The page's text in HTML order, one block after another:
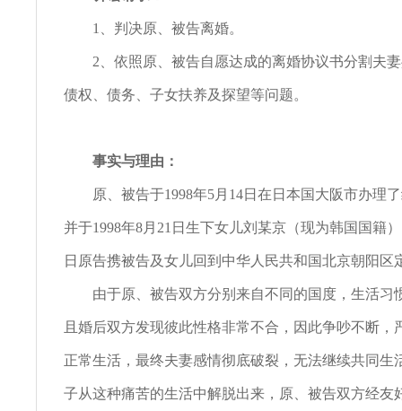
1、判决原、被告离婚。
2、依照原、被告自愿达成的离婚协议书分割夫妻
债权、债务、子女扶养及探望等问题。
事实与理由：
原、被告于1998年5月14日在日本国大阪市办理
并于1998年8月21日生下女儿刘某京（现为韩国国籍
日原告携被告及女儿回到中华人民共和国北京朝阳区
由于原、被告双方分别来自不同的国度，生活习
且婚后双方发现彼此性格非常不合，因此争吵不断，
正常生活，最终夫妻感情彻底破裂，无法继续共同生
子从这种痛苦的生活中解脱出来，原、被告双方经友